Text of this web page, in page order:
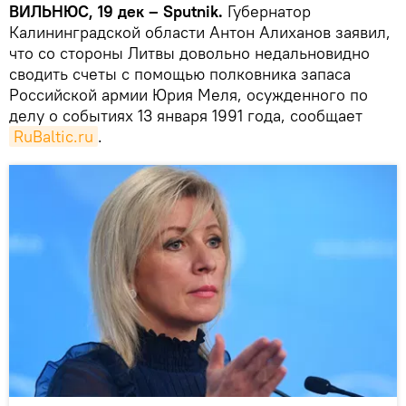
ВИЛЬНЮС, 19 дек – Sputnik. Губернатор
Калининградской области Антон Алиханов заявил,
что со стороны Литвы довольно недальновидно
сводить счеты с помощью полковника запаса
Российской армии Юрия Меля, осужденного по
делу о событиях 13 января 1991 года, сообщает
RuBaltic.ru .